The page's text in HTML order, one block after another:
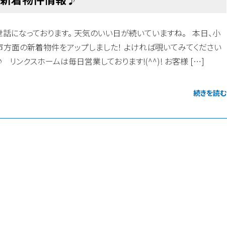
話になっております。 天気のいい日が続いていますね。 本日、小
方面の新着物件をアップしました！ よければ覗いてみてください
リンクスホームは毎日営業しております!(^^)! お客様 […]
続きを読む